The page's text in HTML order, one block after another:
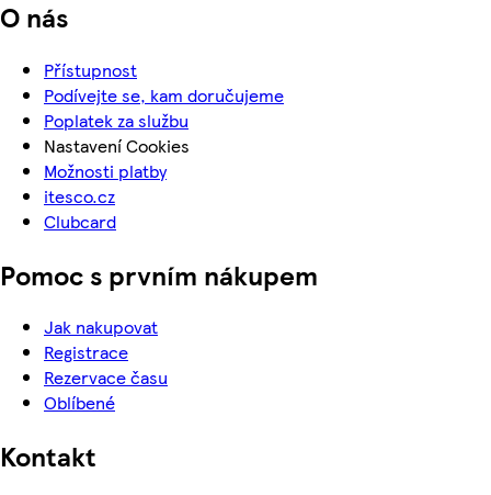
O nás
Přístupnost
Podívejte se, kam doručujeme
Poplatek za službu
Nastavení Cookies
Možnosti platby
itesco.cz
Clubcard
Pomoc s prvním nákupem
Jak nakupovat
Registrace
Rezervace času
Oblíbené
Kontakt